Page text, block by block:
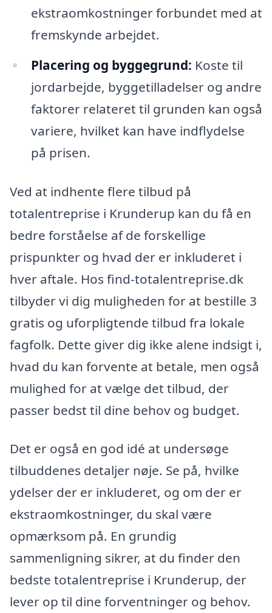
ekstraomkostninger forbundet med at
fremskynde arbejdet.
Placering og byggegrund: Koste til
jordarbejde, byggetilladelser og andre
faktorer relateret til grunden kan også
variere, hvilket kan have indflydelse
på prisen.
Ved at indhente flere tilbud på
totalentreprise i Krunderup kan du få en
bedre forståelse af de forskellige
prispunkter og hvad der er inkluderet i
hver aftale. Hos find-totalentreprise.dk
tilbyder vi dig muligheden for at bestille 3
gratis og uforpligtende tilbud fra lokale
fagfolk. Dette giver dig ikke alene indsigt i,
hvad du kan forvente at betale, men også
mulighed for at vælge det tilbud, der
passer bedst til dine behov og budget.
Det er også en god idé at undersøge
tilbuddenes detaljer nøje. Se på, hvilke
ydelser der er inkluderet, og om der er
ekstraomkostninger, du skal være
opmærksom på. En grundig
sammenligning sikrer, at du finder den
bedste totalentreprise i Krunderup, der
lever op til dine forventninger og behov.